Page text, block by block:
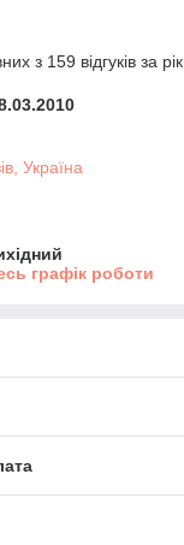
з 159 відгуків за рік
Україна
графік роботи